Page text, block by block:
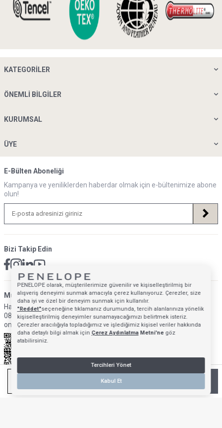
Anasayfa Mağazalarımız Favorilerim Giriş Yap Sepetim
SEPETE EKLE
KATEGORILER
ÖNEMLI BILGILER
KURUMSAL
ÜYE
E-Bülten Aboneliği
Kampanya ve yeniliklerden haberdar olmak için e-bültenimize abone
olun!
Bizi Takip Edin
Müsteri Hizmetleri İletişim Adresi
Hafta İçi: 09:00 - 18:00
0850 640 1993
onlinedestek@penelopebedroom.com
PENELOPE olarak, müşterilerimize güvenilir ve kişiselleştirilmiş bir
alışveriş deneyimi sunmak amacıyla çerez kullanıyoruz. Çerezler, size
daha iyi ve özel bir deneyim sunmak için kullanılır.
"Reddet"seçeneğine tıklamanız durumunda, tercih alanlarınıza yönelik
kişiselleştirilmiş deneyimler sunamayacağımızı belirtmek isteriz.
Çerezler aracılığıyla topladığımız ve işlediğimiz kişisel veriler hakkında
daha detaylı bilgi almak için Çerez AydınlatmaMetni'negöz
atabilirsiniz.
Tercihleri Yönet
Kabul Et